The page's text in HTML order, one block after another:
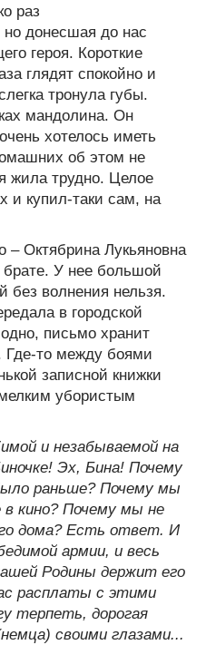
раз
донесшая до нас
героя. Короткие
глядят спокойно и
тронула губы.
мандолина. Он
хотелось иметь
об этом не
жила трудно. Целое
и купил-таки сам, на
– Октябрина Лукьяновна
брате. У нее большой
без волнения нельзя.
в городской
письмо хранит
Где-то между боями
записной книжки
убористым
и незабываемой на
Эх, Бина! Почему
раньше? Почему мы
кино? Почему мы не
дома? Есть ответ. И
армии, и весь
Родины держит его
расплаты с этими
терпеть, дорогая
своими глазами...